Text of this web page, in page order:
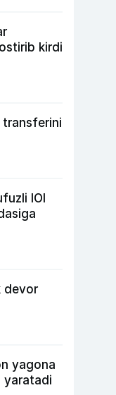
kirdi
transferini
IOI
devor
yagona
yaratadi